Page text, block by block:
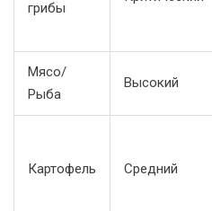
грибы
Мясо/
Рыба
Высокий
Картофель Средний